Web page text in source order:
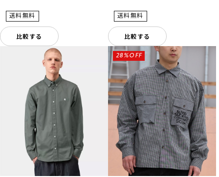
比較する 比較する
28%OFF